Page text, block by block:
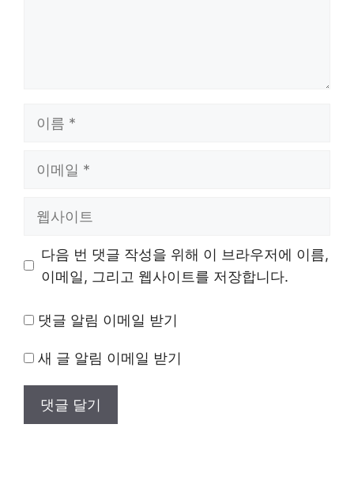
트
다음 번 댓글 작성을 위해 이 브라우저에 이름,
이메일, 그리고 웹사이트를 저장합니다.
댓글 알림 이메일 받기
새 글 알림 이메일 받기